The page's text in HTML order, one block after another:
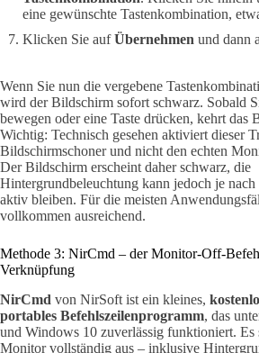
eine gewünschte Tastenkombination,
Klicken Sie aufÜbernehmen und dann
Wenn Sie nun die vergebene
wird der Bildschirm sofort schwarz. Sobald
bewegen oder eine Taste drücken, kehrt das
Wichtig: Technisch gesehen aktiviert dieser
Bildschirmschoner und nicht den echten
Der Bildschirm erscheint daher schwarz, die
Hintergrundbeleuchtung kann jedoch je
aktiv bleiben. Für die meisten
vollkommen ausreichend.
Methode 3: NirCmd – der Monitor-Off-
Verknüpfung
NirCmd von NirSoft ist ein kleines,
portables Befehlszeilenprogramm, das
und Windows 10 zuverlässig funktioniert. Es
Monitor vollständig aus – inklusive